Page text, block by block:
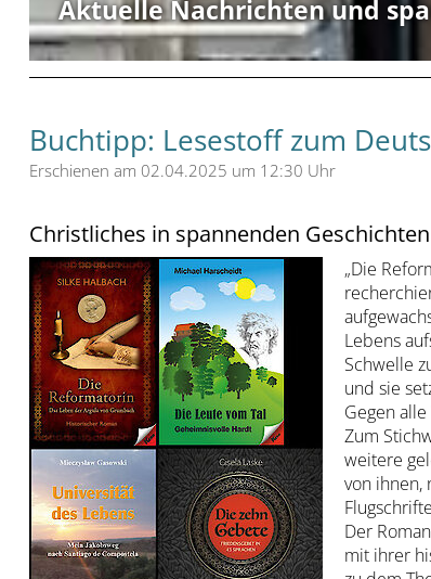
Aktuelle Nachrichten und
Buchtipp: Lesestoff zum
Erschienen am 02.04.2025 um 12:30 Uhr
Christliches in spannenden Geschichten
„Die
Lebens
Schwelle
und sie
Gegen
Zum
weitere
von ihnen,
Der
mit ihrer